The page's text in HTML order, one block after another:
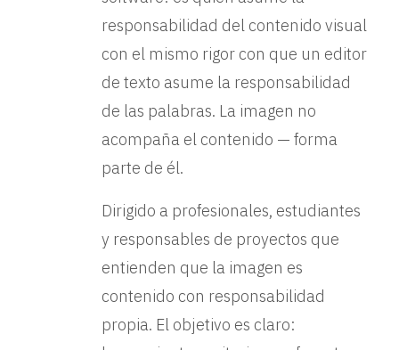
responsabilidad del contenido visual
con el mismo rigor con que un editor
de texto asume la responsabilidad
de las palabras. La imagen no
acompaña el contenido — forma
parte de él.
Dirigido a profesionales, estudiantes
y responsables de proyectos que
entienden que la imagen es
contenido con responsabilidad
propia. El objetivo es claro: